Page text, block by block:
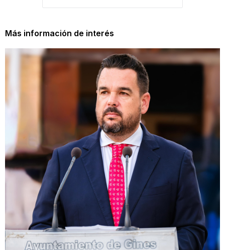
Más información de interés